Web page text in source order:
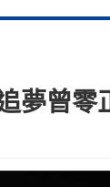
夢曾零